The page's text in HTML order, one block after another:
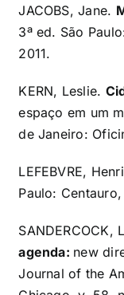
JACOBS, Jane.
3ª ed. São
2011.
KERN, Leslie.
espaço em um
de Janeiro:
LEFEBVRE,
Paulo:
SANDERCOCK,
agenda: new
Journal of the